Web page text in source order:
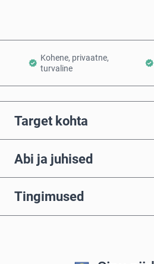
Kohene, privaatne,
turvaline
Target kohta
Abi ja juhised
Tingimused